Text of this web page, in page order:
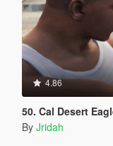
4.86
50. Cal Desert
By Jridah